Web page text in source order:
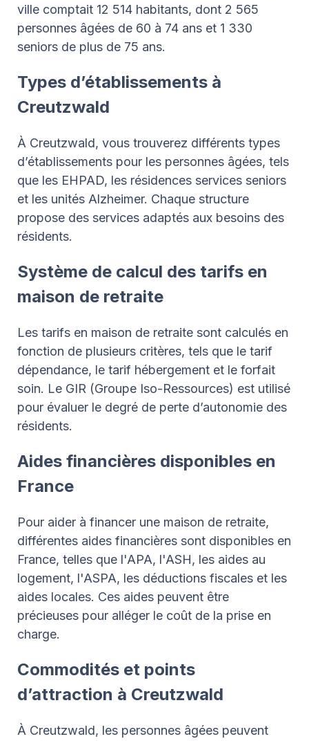
ville comptait 12 514 habitants, dont 2 565
personnes âgées de 60 à 74 ans et 1 330
seniors de plus de 75 ans.
Types d’établissements à
Creutzwald
À Creutzwald, vous trouverez différents types
d’établissements pour les personnes âgées, tels
que les EHPAD, les résidences services seniors
et les unités Alzheimer. Chaque structure
propose des services adaptés aux besoins des
résidents.
Système de calcul des tarifs en
maison de retraite
Les tarifs en maison de retraite sont calculés en
fonction de plusieurs critères, tels que le tarif
dépendance, le tarif hébergement et le forfait
soin. Le GIR (Groupe Iso-Ressources) est utilisé
pour évaluer le degré de perte d’autonomie des
résidents.
Aides financières disponibles en
France
Pour aider à financer une maison de retraite,
différentes aides financières sont disponibles en
France, telles que l'APA, l'ASH, les aides au
logement, l'ASPA, les déductions fiscales et les
aides locales. Ces aides peuvent être
précieuses pour alléger le coût de la prise en
charge.
Commodités et points
d’attraction à Creutzwald
À Creutzwald, les personnes âgées peuvent